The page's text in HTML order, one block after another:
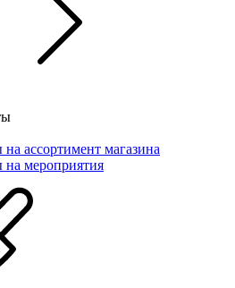
ассортимент магазина
мероприятия